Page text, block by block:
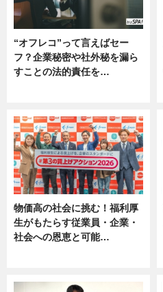
“オフレコ”って言えばセー
フ？企業秘密や社外秘を漏ら
すことの法的責任を…
物価高の社会に挑む！福利厚
生がもたらす従業員・企業・
社会への恩恵と可能…